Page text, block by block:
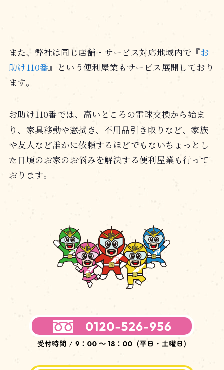
また、弊社は同じ店舗・サービス対応地域内で『お
助け110番』という便利屋業もサービス展開しており
ます。
お助け110番では、高いところの電球交換から始ま
り、家具移動や窓拭き、不用品引き取りなど、家族
や友人など誰かに依頼するほどでもないちょっとし
た日頃のお家のお悩みを解決する便利屋業も行って
おります。